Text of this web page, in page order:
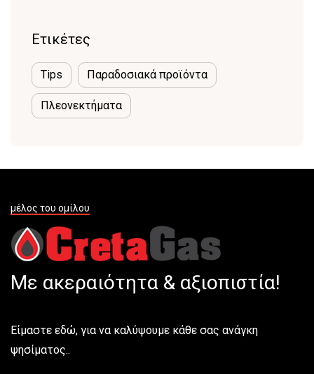
Ετικέτες
Tips Παραδοσιακά προϊόντα
Πλεονεκτήματα
μέλος του ομίλου
Με ακεραιότητα & αξιοπιστία!
Είμαστε εδώ, για να καλύψουμε κάθε σας ανάγκη
ψησίματος..